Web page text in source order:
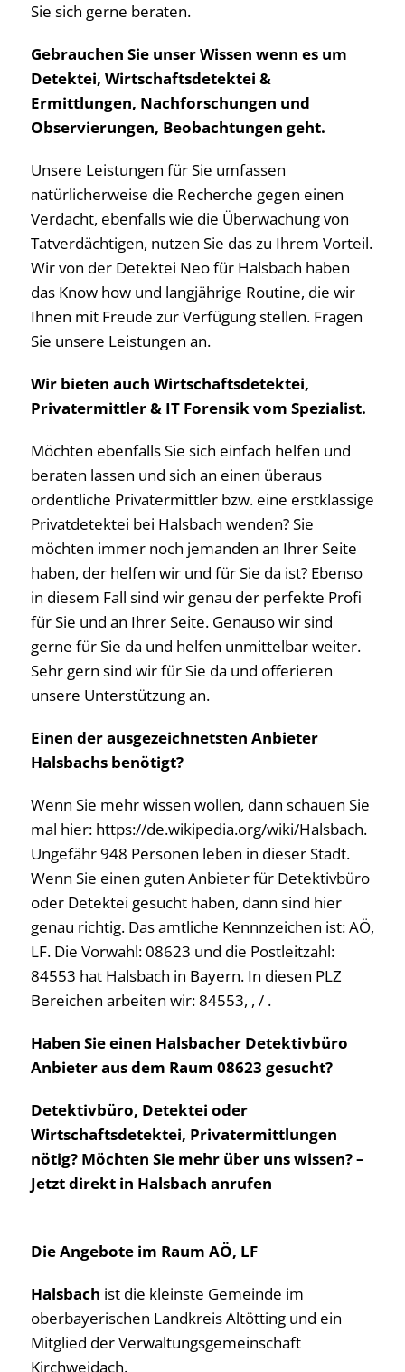
Sie sich gerne beraten.
Gebrauchen Sie unser Wissen wenn es um
Detektei, Wirtschaftsdetektei &
Ermittlungen, Nachforschungen und
Observierungen, Beobachtungen geht.
Unsere Leistungen für Sie umfassen
natürlicherweise die Recherche gegen einen
Verdacht, ebenfalls wie die Überwachung von
Tatverdächtigen, nutzen Sie das zu Ihrem Vorteil.
Wir von der Detektei Neo für Halsbach haben
das Know how und langjährige Routine, die wir
Ihnen mit Freude zur Verfügung stellen. Fragen
Sie unsere Leistungen an.
Wir bieten auch Wirtschaftsdetektei,
Privatermittler & IT Forensik vom Spezialist.
Möchten ebenfalls Sie sich einfach helfen und
beraten lassen und sich an einen überaus
ordentliche Privatermittler bzw. eine erstklassige
Privatdetektei bei Halsbach wenden? Sie
möchten immer noch jemanden an Ihrer Seite
haben, der helfen wir und für Sie da ist? Ebenso
in diesem Fall sind wir genau der perfekte Profi
für Sie und an Ihrer Seite. Genauso wir sind
gerne für Sie da und helfen unmittelbar weiter.
Sehr gern sind wir für Sie da und offerieren
unsere Unterstützung an.
Einen der ausgezeichnetsten Anbieter
Halsbachs benötigt?
Wenn Sie mehr wissen wollen, dann schauen Sie
mal hier: https://de.wikipedia.org/wiki/Halsbach.
Ungefähr 948 Personen leben in dieser Stadt.
Wenn Sie einen guten Anbieter für Detektivbüro
oder Detektei gesucht haben, dann sind hier
genau richtig. Das amtliche Kennnzeichen ist: AÖ,
LF. Die Vorwahl: 08623 und die Postleitzahl:
84553 hat Halsbach in Bayern. In diesen PLZ
Bereichen arbeiten wir: 84553, , / .
Haben Sie einen Halsbacher Detektivbüro
Anbieter aus dem Raum 08623 gesucht?
Detektivbüro, Detektei oder
Wirtschaftsdetektei, Privatermittlungen
nötig? Möchten Sie mehr über uns wissen? –
Jetzt direkt in Halsbach anrufen
Die Angebote im Raum AÖ, LF
Halsbach ist die kleinste Gemeinde im
oberbayerischen Landkreis Altötting und ein
Mitglied der Verwaltungsgemeinschaft
Kirchweidach.